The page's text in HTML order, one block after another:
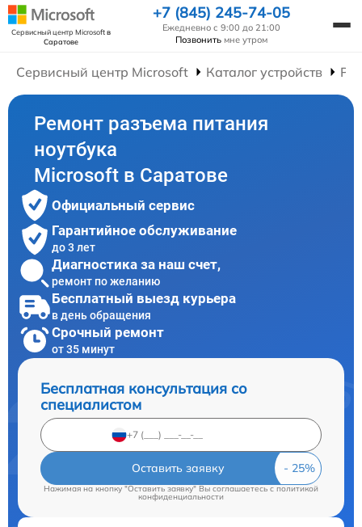
Сервисный центр Microsoftв
Саратове
+7 (845) 245-74-05
Ежедневно с 9:00 до 21:00
Позвонить мне утром
Сервисный центр Microsoft Каталог устройств
Ремонт разъема питания
ноутбука
Microsoft в Саратове
Официальный сервис
Гарантийное обслуживание
до 3 лет
Диагностика за наш счет,
ремонт по желанию
Бесплатный выезд курьера
в день обращения
Срочный ремонт
от 35 минут
Бесплатная консультация со
специалистом
Оставить заявку
Нажимая на кнопку "Оставить заявку" Вы соглашаетесь cполитикой
конфиденциальности